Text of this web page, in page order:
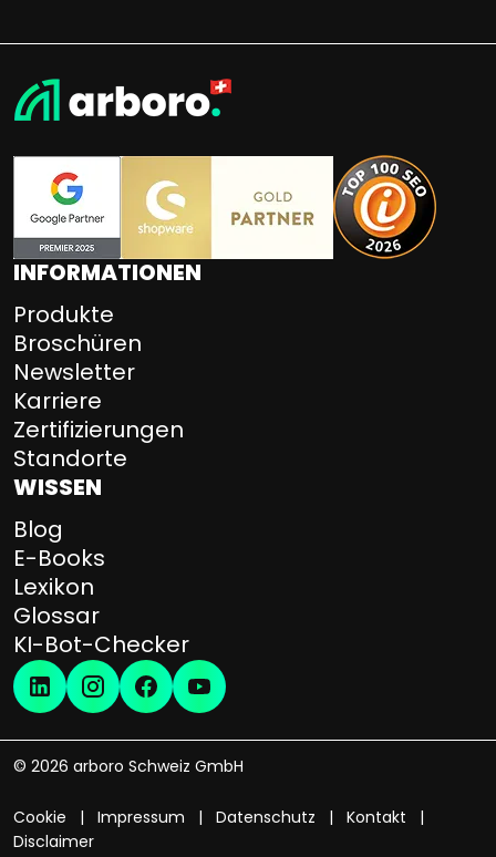
INFORMATIONEN
Produkte
Broschüren
Newsletter
Karriere
Zertifizierungen
Standorte
WISSEN
Blog
E-Books
Lexikon
Glossar
KI-Bot-Checker
© 2026 arboro Schweiz GmbH
Cookie Impressum Datenschutz
Kontakt
Disclaimer